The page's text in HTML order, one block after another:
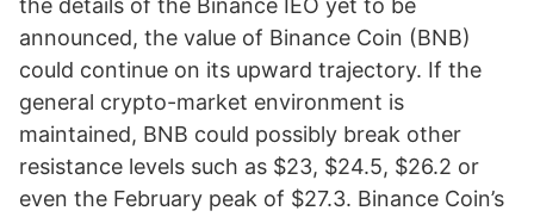
the details of the Binance IEO yet to be
announced, the value of Binance Coin (BNB)
could continue on its upward trajectory. If the
general crypto-market environment is
maintained, BNB could possibly break other
resistance levels such as $23, $24.5, $26.2 or
even the February peak of $27.3. Binance Coin’s